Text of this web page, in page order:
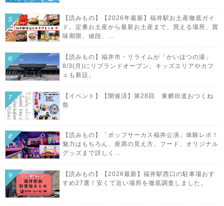
【読みもの】【2026年最新】福井駅お土産徹底ガイ
ド。定番お土産から最新お土産まで、買える場所、賞
味期限、値段、...
【読みもの】福井市・リライムが「かいほつの湯」
8/3(月)にリブランドオープン。キッズエリアやカフ
ェも新設。
【イベント】【開催済】第28回 東郷街道おつくね
祭
【読みもの】「ポップサーカス福井公演」体験レポ！
魅力はもちろん、座席の見え方、フード、オリジナル
グッズまで詳しく...
【読みもの】【2026最新】福井駅西口の駐車場おす
すめ27選！安くて近い場所を徹底調査しました。